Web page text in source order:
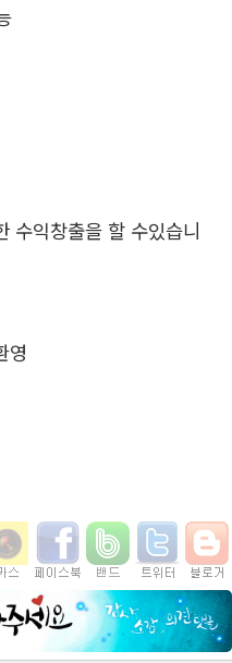
수익창출을 할 수있습니
영